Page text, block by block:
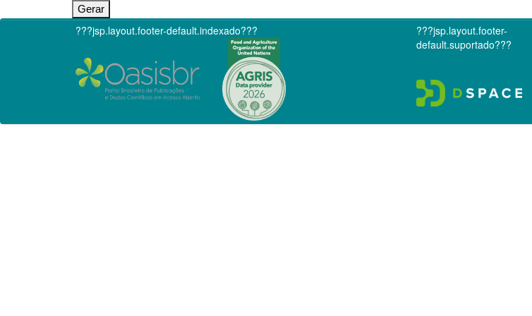
???jsp.layout.footer-default.indexado???
???jsp.layout.footer-
default.suportado???